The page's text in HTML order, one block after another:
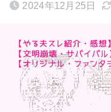
2024年12月25日